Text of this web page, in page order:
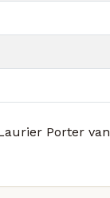
Porter van